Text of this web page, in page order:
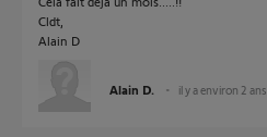
Cldt,
Alain D
Alain D. il y a environ 2 ans